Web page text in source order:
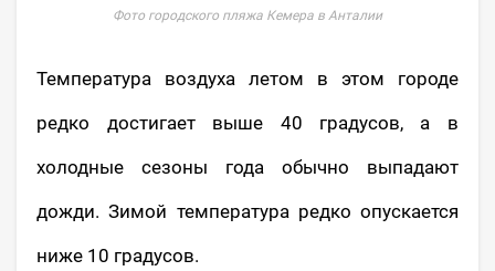
Фото городского пляжа Кемера в Анталии
Температура воздуха летом в этом городе
редко достигает выше 40 градусов, а в
холодные сезоны года обычно выпадают
дожди. Зимой температура редко опускается
ниже 10 градусов.